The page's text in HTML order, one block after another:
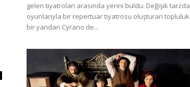
gelen tiyatroları arasında yerini buldu. Değişik tarzda
oyunlarıyla bir repertuar tiyatrosu oluşturan topluluk
bir yandan Cyrano de...